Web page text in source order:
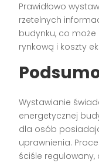
Prawidłowo
rzetelnych
budynku, co
rynkową i koszty
Wystawianie
energetycznej
dla osób
uprawnienia.
ściśle